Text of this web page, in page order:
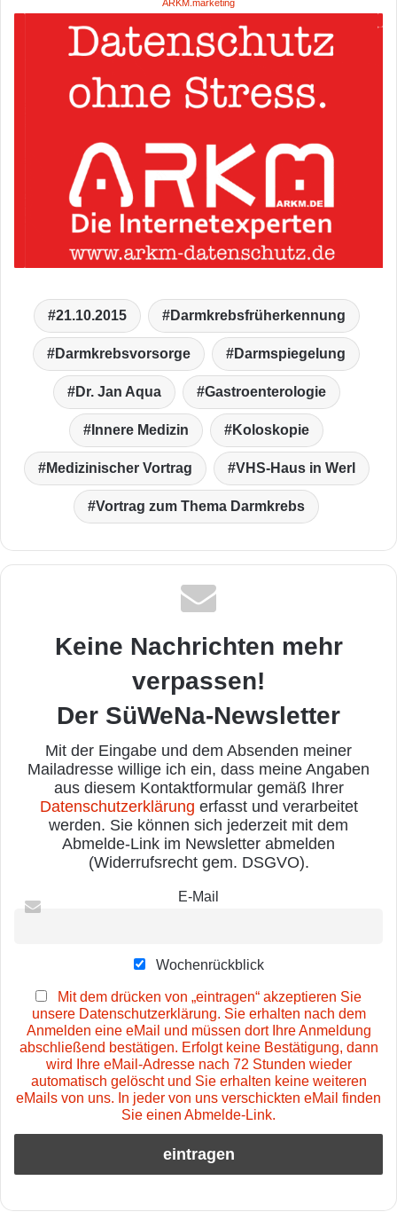
ARKM.marketing
21.10.2015 Darmkrebsfrüherkennung
Darmkrebsvorsorge Darmspiegelung
Dr. Jan Aqua Gastroenterologie
Innere Medizin Koloskopie
Medizinischer Vortrag VHS-Haus in Werl
Vortrag zum Thema Darmkrebs
Keine Nachrichten mehr
verpassen!
Der SüWeNa-Newsletter
Mit der Eingabe und dem Absenden meiner
Mailadresse willige ich ein, dass meine Angaben
aus diesem Kontaktformular gemäß Ihrer
Datenschutzerklärung erfasst und verarbeitet
werden. Sie können sich jederzeit mit dem
Abmelde-Link im Newsletter abmelden
(Widerrufsrecht gem. DSGVO).
E-Mail
Wochenrückblick
Mit dem drücken von „eintragen“ akzeptieren Sie
unsere Datenschutzerklärung. Sie erhalten nach dem
Anmelden eine eMail und müssen dort Ihre Anmeldung
abschließend bestätigen. Erfolgt keine Bestätigung, dann
wird Ihre eMail-Adresse nach 72 Stunden wieder
automatisch gelöscht und Sie erhalten keine weiteren
eMails von uns. In jeder von uns verschickten eMail finden
Sie einen Abmelde-Link.